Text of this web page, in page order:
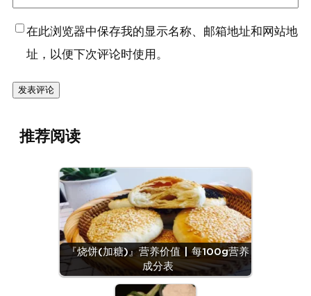
在此浏览器中保存我的显示名称、邮箱地址和网站地
址，以便下次评论时使用。
推荐阅读
『烧饼(加糖)』营养价值 | 每100g营养
成分表